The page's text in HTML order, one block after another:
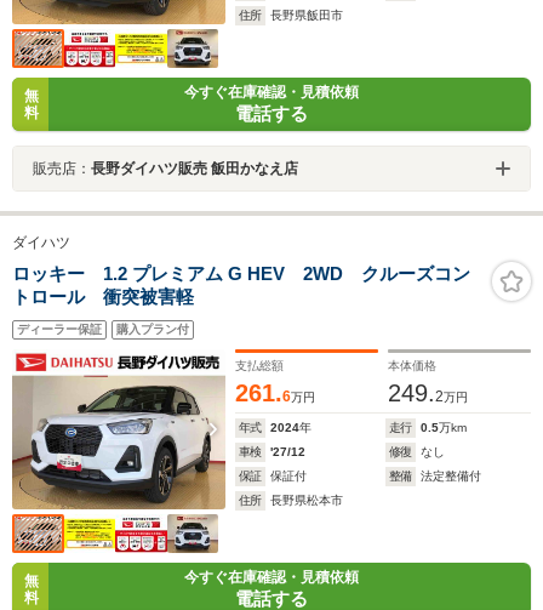
住所
長野県飯田市
無
料
今すぐ在庫確認・見積依頼
電話する
販売店： 長野ダイハツ販売 飯田かなえ店
ダイハツ
ロッキー 1.2 プレミアム G HEV 2WD クルーズコン
トロール 衝突被害軽
ディーラー保証 購入プラン付
支払総額
261.6万円
本体価格
249.2万円
年式 2024年 走行 0.5万km
車検
'27/12 修復
なし
保証
保証付 整備
法定整備付
住所
長野県松本市
無
料
今すぐ在庫確認・見積依頼
電話する